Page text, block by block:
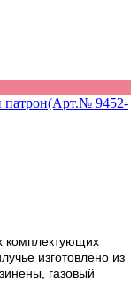
комплектующих
изготовлено из
газовый